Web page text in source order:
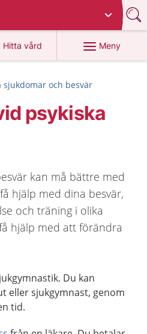
Hitta vård
på 1177.se
Meny
sjukdomar och besvär
psykiska
kan må bättre med
hjälp med dina besvär,
och träning i olika
hjälp med att förändra
Du kan
eller sjukgymnast, genom
tid.